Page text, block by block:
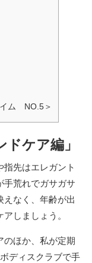
イム NO.5＞
ドケア編」
先はエレガント
手荒れでガサガサ
えなく、年齢が出
しましょう。
のほか、私が定期
ディスクラブで手